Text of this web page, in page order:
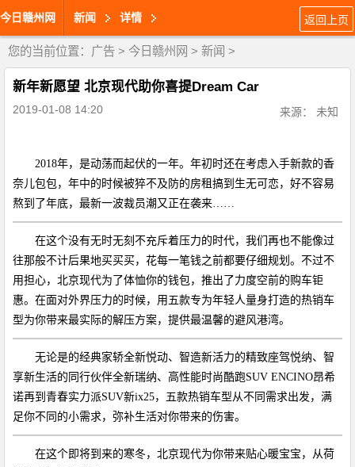
今日赣州网 新闻 详情 返回上页
您的当前位置： 广告 > 今日赣州网 > 新闻 >
新年新愿望 北京现代助你喜提Dream Car
2019-01-08 14:20 来源： 未知
2018年，是动荡而起伏的一年。年初时还在考虑入手新款的香
奈儿包包，年中的时候被猝不及防的房租搞到生无可恋，好不容易
熬到了年底，最新一波裁员潮又正在袭来……
在这个没有无时无刻不充斥着压力的时代，我们再也不能像过
往那般不计后果地买买买，花每一笔钱之前都要仔细规划。不过不
用担心，北京现代为了体恤你的钱包，推出了力度空前的购车钜
惠。在面对外界压力的时候，用五款专为年轻人量身打造的热销车
型为你带来最实际的解压方案，提供最温馨的避风港湾。
无论是的经典家轿全新悦动、智造新活力的精致座驾悦纳、智
享新生活的同行伙伴全新瑞纳、高性能时尚酷跑SUV ENCINO昂希
诺再到青春实力派SUV新ix25，五款热销车型从不同需求出发，满
足你不同的小需求，弥补生活对你带来的伤害。
在这个即将到来的寒冬，北京现代为你带来贴心暖宝宝，从荷